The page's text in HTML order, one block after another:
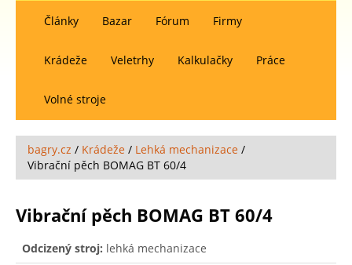
Články Bazar Fórum Firmy
Krádeže Veletrhy Kalkulačky Práce
Volné stroje
bagry.cz / Krádeže / Lehká mechanizace /
Vibrační pěch BOMAG BT 60/4
Vibrační pěch BOMAG BT 60/4
Odcizený stroj: lehká mechanizace